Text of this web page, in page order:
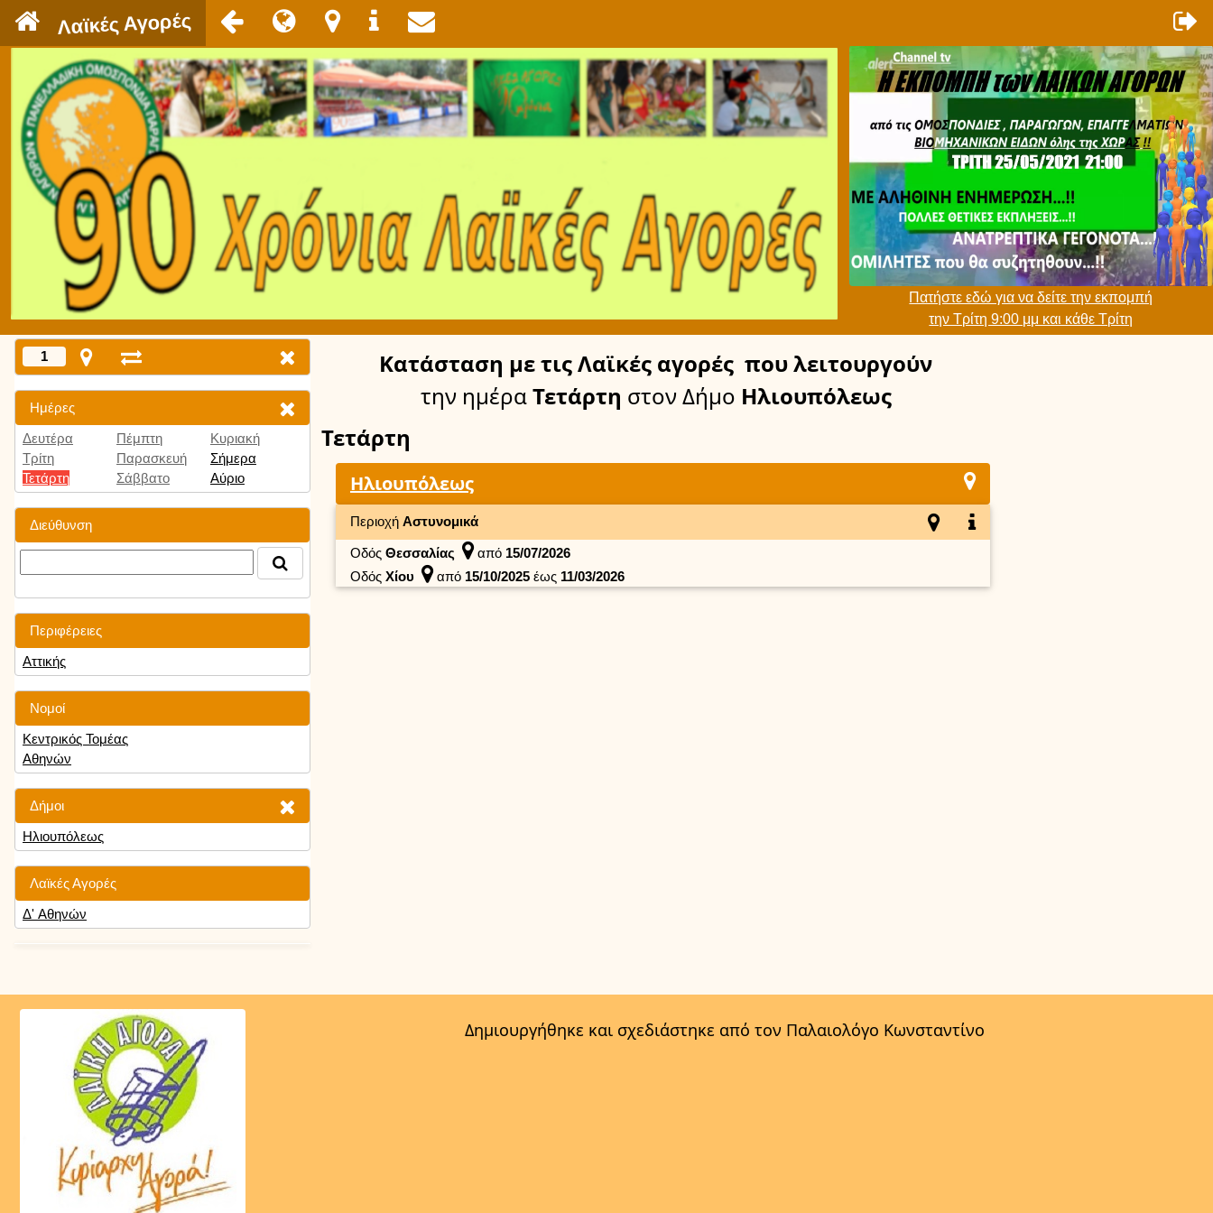
Λαϊκές Αγορές
Πατήστε εδώ για να δείτε την εκπομπή
την Τρίτη 9:00 μμ και κάθε Τρίτη
1
Ημέρες
Δευτέρα
Τρίτη
Τετάρτη
Πέμπτη
Παρασκευή
Σάββατο
Κυριακή
Σήμερα
Αύριο
Διεύθυνση
Περιφέρειες
Αττικής
Νομοί
Κεντρικός Τομέας
Αθηνών
Δήμοι
Ηλιουπόλεως
Λαϊκές Αγορές
Δ' Αθηνών
Κατάσταση με τις Λαϊκές αγορές που λειτουργούν
την ημέραΤετάρτη στον Δήμο Ηλιουπόλεως
Τετάρτη
Ηλιουπόλεως
Περιοχή Αστυνομικά
Οδός Θεσσαλίας από 15/07/2026
Οδός Χίου από 15/10/2025έως 11/03/2026
Δημιουργήθηκε και σχεδιάστηκε από τον Παλαιολόγο Κωνσταντίνο